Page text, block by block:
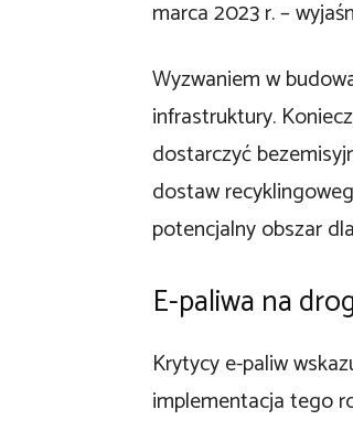
marca 2023 r. –
Wyzwaniem w
infrastruktury.
dostarczyć
dostaw
potencjalny obszar
E-paliwa na
Krytycy e-paliw
implementacja tego